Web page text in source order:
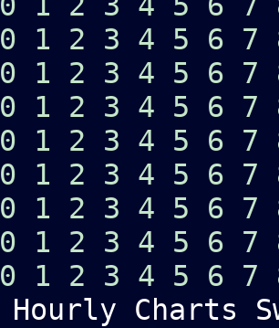
0 1 2 3 4 5 6 7
0 1 2 3 4 5 6 7
0 1 2 3 4 5 6 7
0 1 2 3 4 5 6 7
0 1 2 3 4 5 6 7
0 1 2 3 4 5 6 7
0 1 2 3 4 5 6 7
0 1 2 3 4 5 6 7
Hourly Charts